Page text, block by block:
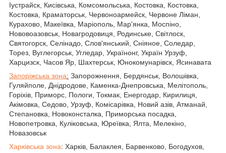
Іустрайск, Кисівська, Комсомольська, Костовка, Костовка,
Костовка, Краматорськ, Червоноармейск, Червоне Ліман,
Курахово, Макеївка, Маріополь, Мар'янка, Моспіно,
Нововоазовськ, Новагродовиця, Родинське, Світлоск,
Святогорск, Селінадо, Слов'янський, Сніяное, Соледар,
Торез, Вуглегорськ, Угледар, Українонг, Україн Урзуф,
Харцизск, Часов Яр, Шахтерськ, Юнокомунарівск, Ясинавата
Запоріжська зона: Запорожнення, Бердянськ, Волошівка,
Гуляйполе, Днідродове, Каменка-Днепровська, Мелітополь,
Горіхів, Приморс, Пологи, Токмак, Енергодар, Кирилиця,
Акімовка, Седово, Урзуф, Комісарівка, Новий азів, Атманай,
Степановка, Новоконсталка, Приморська посадка,
Новопетровка, Куліковська, Юреївка, Ялта, Мелекіно,
Новазовськ
Харківська зона: Харків, Балаклея, Барвенково, Богодухов,